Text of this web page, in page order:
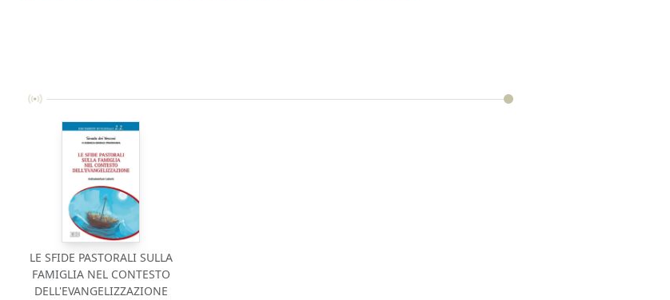
LE SFIDE PASTORALI SULLA
FAMIGLIA NEL CONTESTO
DELL'EVANGELIZZAZIONE